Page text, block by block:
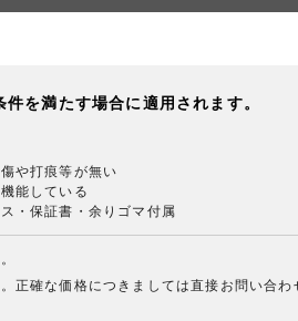
を満たす場合に適用されます。
や打痕等が無い
能している
・保証書・余りゴマ付属
確な価格につきましては直接お問い合わ